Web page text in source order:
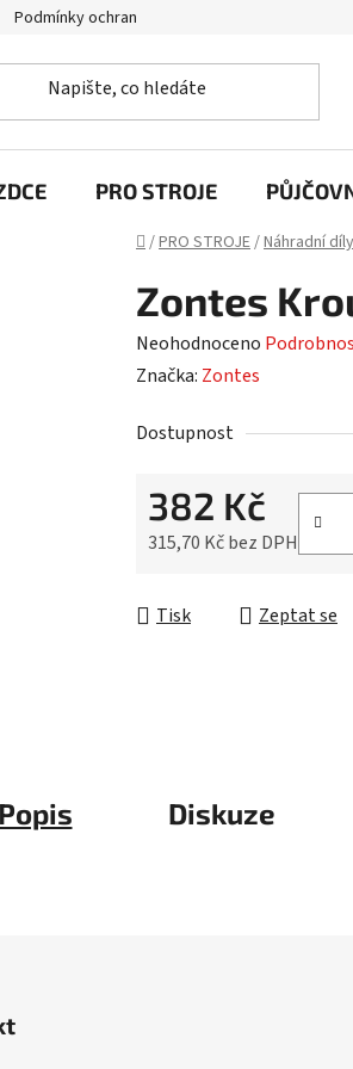
Podmínky ochrany osobních údajů
PRO STROJE
Domů
/PRO STROJE/Náhradní díly
Zontes
Průměrné
hodnocení
je
Neohodnoceno
Značka: Zontes
Dostupnost
382 Kč
315,70 Kč bez DPH
Tisk Zeptat se
Popis Diskuze